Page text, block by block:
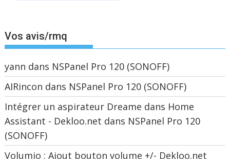
Vos avis/rmq
yann dans NSPanel Pro 120 (SONOFF)
AIRincon dans NSPanel Pro 120 (SONOFF)
Intégrer un aspirateur Dreame dans Home
Assistant - Dekloo.net dans NSPanel Pro 120
(SONOFF)
Volumio : Ajout bouton volume +/- Dekloo.net